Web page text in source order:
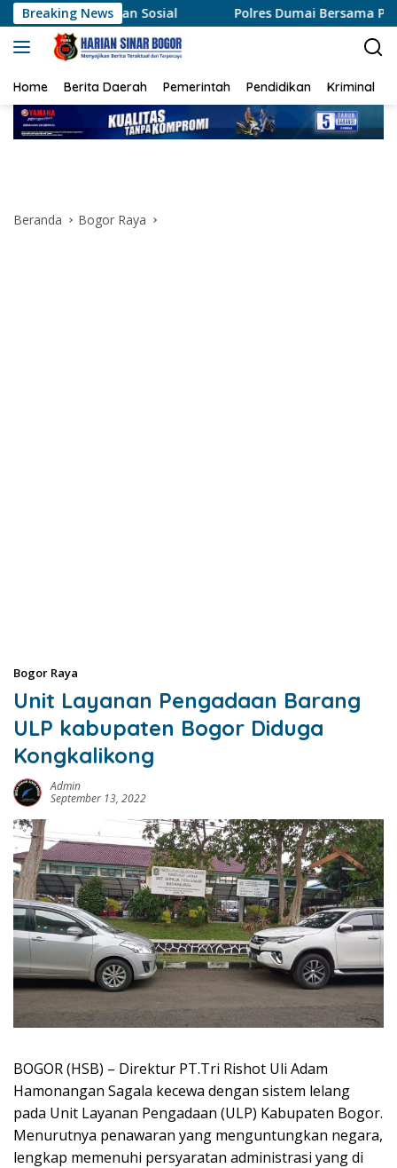
Langsung
ke
konten
Breaking News
Sosial Polres Dumai Bersama Polda Riau
Home Berita Daerah Pemerintah Pendidikan Kriminal
Beranda Bogor Raya
Bogor Raya
Unit Layanan Pengadaan Barang
ULP kabupaten Bogor Diduga
Kongkalikong
Admin
September 13, 2022
BOGOR (HSB) – Direktur PT.Tri Rishot Uli Adam
Hamonangan Sagala kecewa dengan sistem lelang
pada Unit Layanan Pengadaan (ULP) Kabupaten Bogor.
Menurutnya penawaran yang menguntungkan negara,
lengkap memenuhi persyaratan administrasi yang di